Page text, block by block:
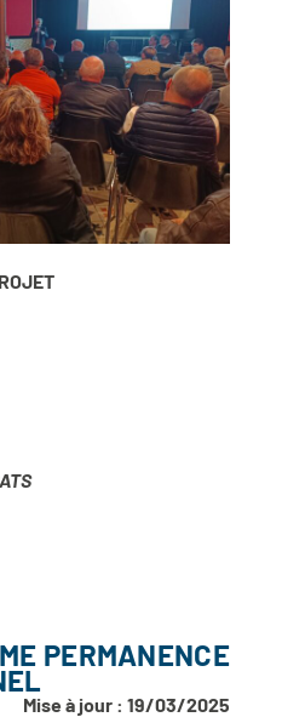
PERMANENCE
Mise à jour : 19/03/2025